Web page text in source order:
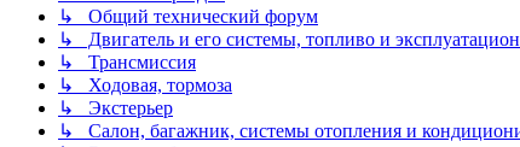
↳ Общий технический форум
↳ Двигатель и его системы, топливо и
↳ Трансмиссия
↳ Ходовая, тормоза
↳ Экстерьер
↳ Салон, багажник, системы отопления и